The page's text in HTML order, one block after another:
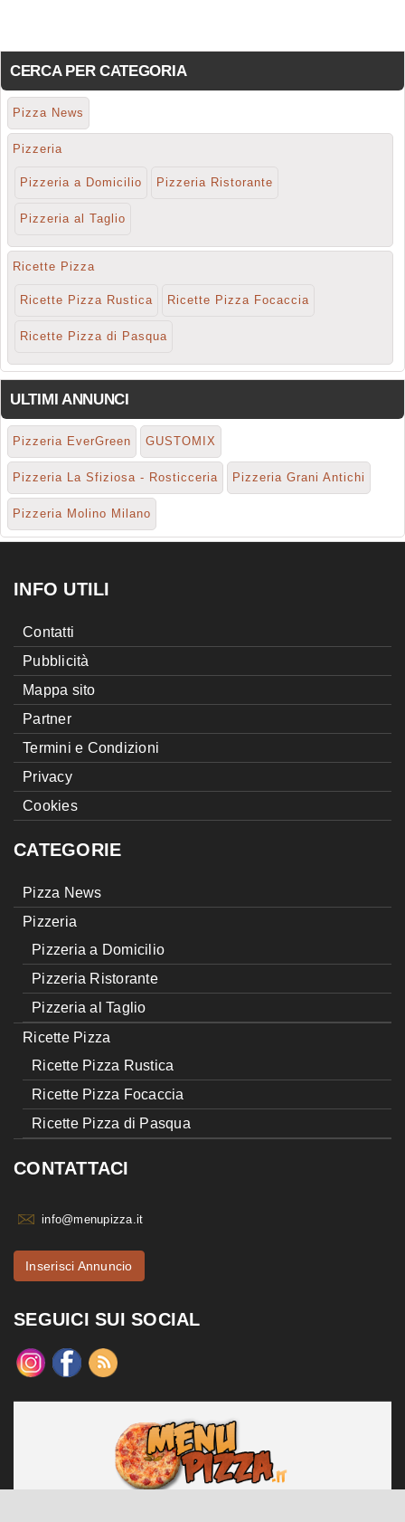
CERCA PER CATEGORIA
Pizza News
Pizzeria
Pizzeria a Domicilio Pizzeria Ristorante
Pizzeria al Taglio
Ricette Pizza
Ricette Pizza Rustica Ricette Pizza Focaccia
Ricette Pizza di Pasqua
ULTIMI ANNUNCI
Pizzeria EverGreen GUSTOMIX
Pizzeria La Sfiziosa - Rosticceria Pizzeria Grani Antichi
Pizzeria Molino Milano
INFO UTILI
Contatti
Pubblicità
Mappa sito
Partner
Termini e Condizioni
Privacy
Cookies
CATEGORIE
Pizza News
Pizzeria
Pizzeria a Domicilio
Pizzeria Ristorante
Pizzeria al Taglio
Ricette Pizza
Ricette Pizza Rustica
Ricette Pizza Focaccia
Ricette Pizza di Pasqua
CONTATTACI
info@menupizza.it
Inserisci Annuncio
SEGUICI SUI SOCIAL